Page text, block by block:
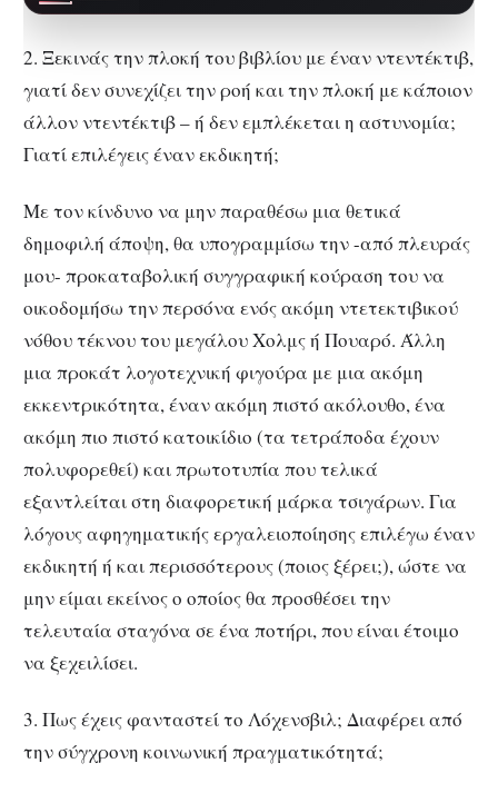
2. Ξεκινάς την πλοκή του βιβλίου με έναν ντεντέκτιβ,
γιατί δεν συνεχίζει την ροή και την πλοκή με κάποιον
άλλον ντεντέκτιβ – ή δεν εμπλέκεται η αστυνομία;
Γιατί επιλέγεις έναν εκδικητή;
Με τον κίνδυνο να μην παραθέσω μια θετικά
δημοφιλή άποψη, θα υπογραμμίσω την -από πλευράς
μου- προκαταβολική συγγραφική κούραση του να
οικοδομήσω την περσόνα ενός ακόμη ντετεκτιβικού
νόθου τέκνου του μεγάλου Χολμς ή Πουαρό. Άλλη
μια προκάτ λογοτεχνική φιγούρα με μια ακόμη
εκκεντρικότητα, έναν ακόμη πιστό ακόλουθο, ένα
ακόμη πιο πιστό κατοικίδιο (τα τετράποδα έχουν
πολυφορεθεί) και πρωτοτυπία που τελικά
εξαντλείται στη διαφορετική μάρκα τσιγάρων. Για
λόγους αφηγηματικής εργαλειοποίησης επιλέγω έναν
εκδικητή ή και περισσότερους (ποιος ξέρει;), ώστε να
μην είμαι εκείνος ο οποίος θα προσθέσει την
τελευταία σταγόνα σε ένα ποτήρι, που είναι έτοιμο
να ξεχειλίσει.
3. Πως έχεις φανταστεί το Λόχενσβιλ; Διαφέρει από
την σύγχρονη κοινωνική πραγματικότητά;